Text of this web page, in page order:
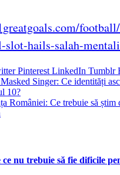
slot-hails-salah-
Pinterest LinkedIn Tumblr
Singer: Ce identități
10?
României: Ce trebuie să știm
nu trebuie să fie dificile